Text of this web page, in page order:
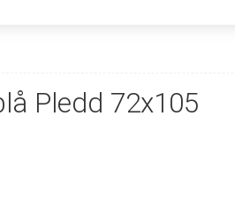
Pledd 72x105